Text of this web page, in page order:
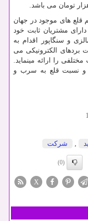
های موجود در جهان
مشتریان ثابت خود
و سنگاپور اقدام به
بردهای الکترونیکی می
را ارائه مینماید.
و نسبت قلع به سرب و
شركت
(0)
X